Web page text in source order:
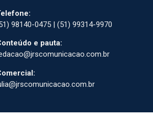
98140-0475 | (51) 99314-9970
e pauta: